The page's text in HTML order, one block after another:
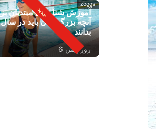
zoggs
آموزش شنا برای مبتدیان
بدانند
روز پیش 6